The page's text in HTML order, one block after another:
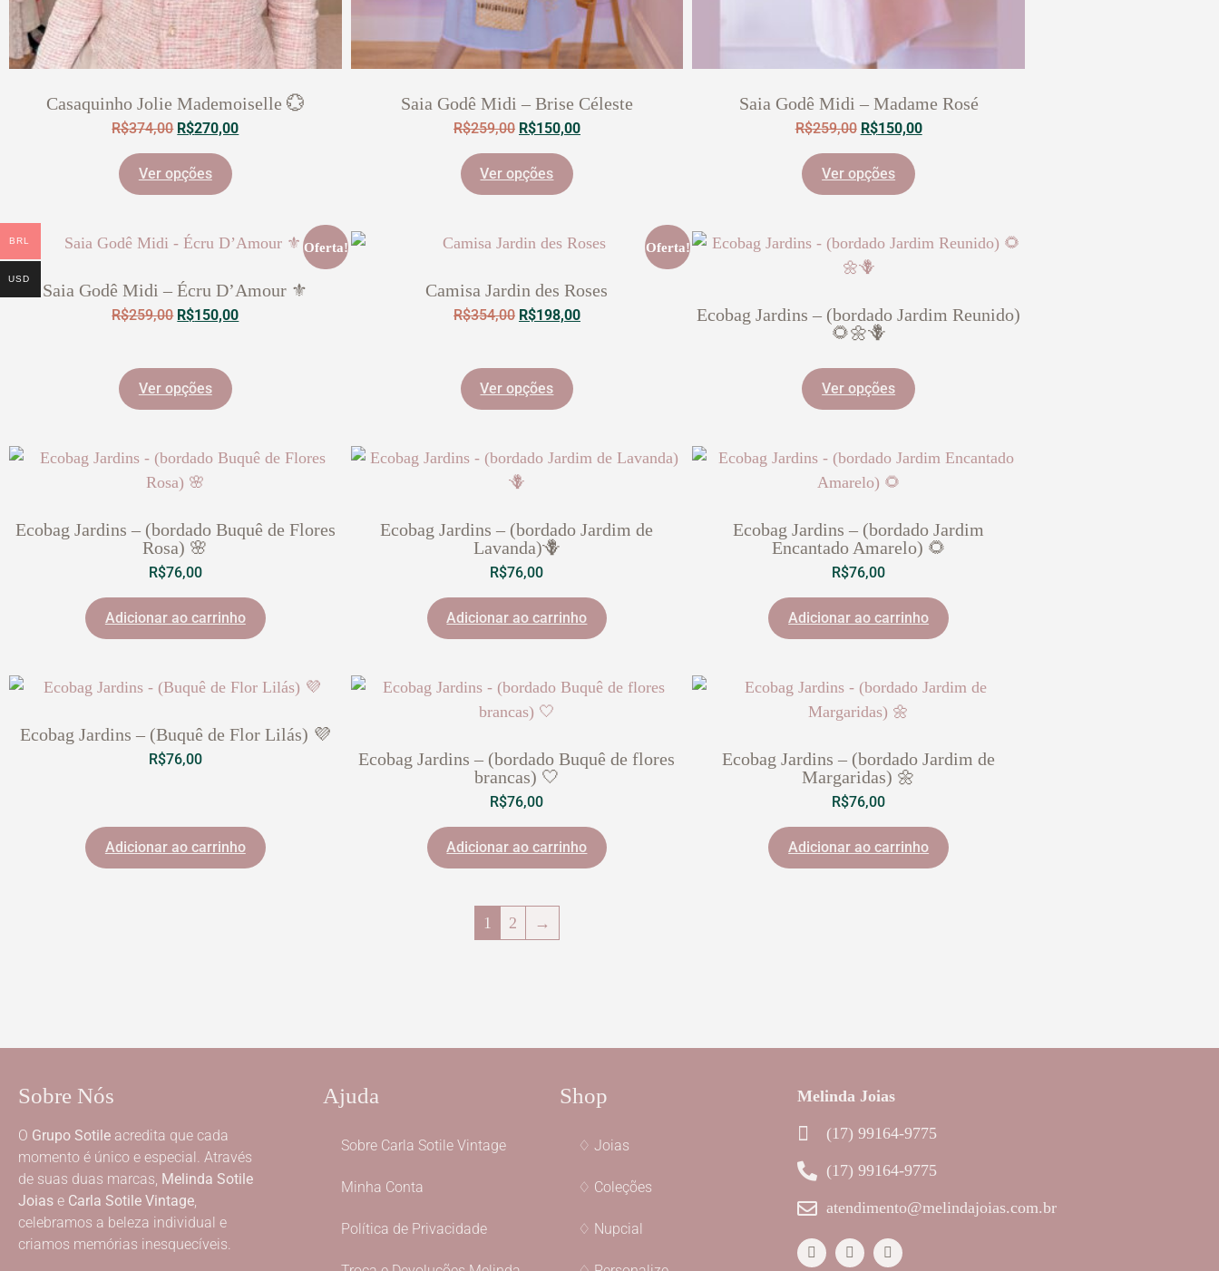
Casaquinho Jolie Mademoiselle 💮
R$374,00 R$270,00
Ver opções
Saia Godê Midi – Brise Céleste
R$259,00 R$150,00
Ver opções
Saia Godê Midi – Madame Rosé
R$259,00 R$150,00
Ver opções
Oferta!
Saia Godê Midi – Écru D’Amour ⚜️
R$259,00 R$150,00
Ver opções
Oferta!
Camisa Jardin des Roses
R$354,00 R$198,00
Ver opções
Ecobag Jardins – (bordado Jardim Reunido)
🌻🌼🪻
Ver opções
Ecobag Jardins – (bordado Buquê de Flores
Rosa) 🌸
R$76,00
Adicionar ao carrinho
Ecobag Jardins – (bordado Jardim de
Lavanda)🪻
R$76,00
Adicionar ao carrinho
Ecobag Jardins – (bordado Jardim
Encantado Amarelo) 🌻
R$76,00
Adicionar ao carrinho
Ecobag Jardins – (Buquê de Flor Lilás) 💜
R$76,00
Adicionar ao carrinho
Ecobag Jardins – (bordado Buquê de flores
brancas) 🤍
R$76,00
Adicionar ao carrinho
Ecobag Jardins – (bordado Jardim de
Margaridas) 🌼
R$76,00
Adicionar ao carrinho
1 2 →
Sobre Nós
O Grupo Sotile acredita que cada
momento é único e especial. Através
de suas duas marcas, Melinda Sotile
Joias e Carla Sotile Vintage,
celebramos a beleza individual e
criamos memórias inesquecíveis.
Ajuda
Sobre Carla Sotile Vintage
Minha Conta
Política de Privacidade
Shop
♢ Joias
♢ Coleções
♢ Nupcial
Melinda Joias
(17) 99164-9775
(17) 99164-9775
atendimento@melindajoias.com.br
BRL
USD